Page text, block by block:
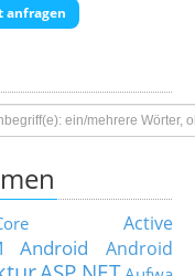
anfragen
Active
Android
Android